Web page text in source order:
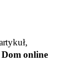
online